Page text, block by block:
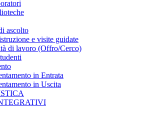
ascolto
e visite guidate
di lavoro (Offro/Cerco)
in Entrata
in Uscita